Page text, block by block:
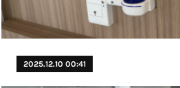
2025.12.10 00:41